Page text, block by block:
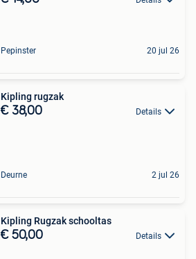
Pepinster 20 jul 26
Kipling rugzak
€ 38,00 Details
Deurne 2 jul 26
Kipling Rugzak schooltas
€ 50,00 Details